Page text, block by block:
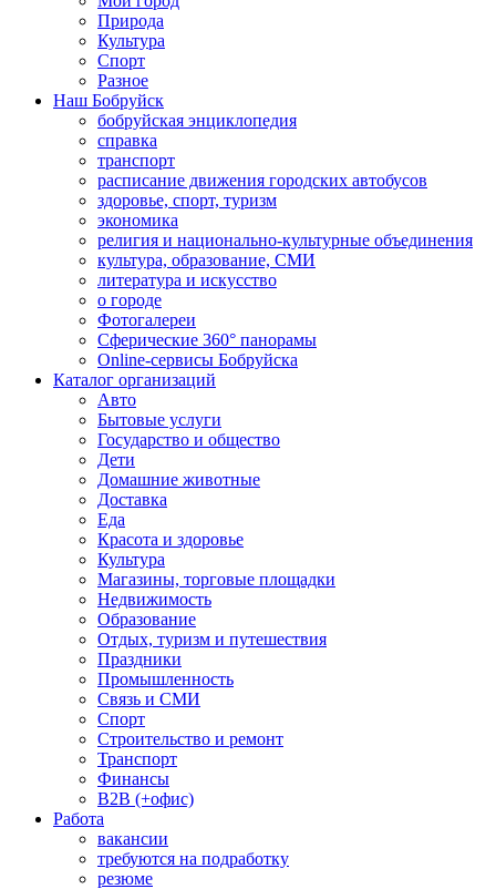
Природа
Культура
Спорт
Разное
Наш Бобруйск
бобруйская энциклопедия
справка
транспорт
расписание движения городских автобусов
здоровье, спорт, туризм
экономика
религия и национально-культурные объединения
культура, образование, СМИ
литература и искусство
о городе
Фотогалереи
Сферические 360° панорамы
Online-сервисы Бобруйска
Каталог организаций
Авто
Бытовые услуги
Государство и общество
Дети
Домашние животные
Доставка
Еда
Красота и здоровье
Культура
Магазины, торговые площадки
Недвижимость
Образование
Отдых, туризм и путешествия
Праздники
Промышленность
Связь и СМИ
Спорт
Строительство и ремонт
Транспорт
Финансы
B2B (+офис)
Работа
вакансии
требуются на подработку
резюме